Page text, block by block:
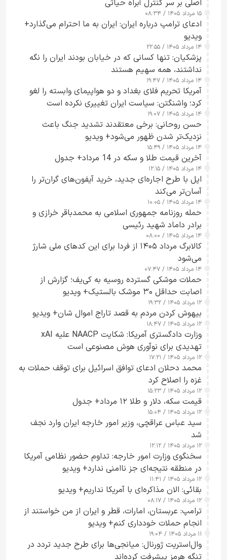
اصلی بر سر کنترل آبراه حیاتی
۱۵ مرداد ۱۴۰۵ / ۰۸:۳۴
ادعای ترامپ درباره ایران: ایران به ما احترام می‌گذارد+
ویدیو
۱۴ مرداد ۱۴۰۵ / ۲۲:۵۵
پزشکیان: تنها کسانی که در خیابان بودند ایران را نگه
نداشتند، همه سهیم هستند
۱۴ مرداد ۱۴۰۵ / ۱۹:۴۷
آمریکا تحریم فلای بغداد و دو هواپیمای وابسته را لغو
کرد؛ واشنگتن: سیاست ایران تغییری نکرده است
۱۴ مرداد ۱۴۰۵ / ۱۹:۰۷
حسن روحانی: برخی معتقدند تشدید جنگ باعث
نزدیک‌تر شدن ظهور می‌شود+ ویدیو
۱۴ مرداد ۱۴۰۵ / ۱۵:۴۹
آخرین قیمت طلا و سکه در 14 مرداد+ جدول
۱۴ مرداد ۱۴۰۵ / ۱۲:۱۵
اپل با طرح اجاره‌ای جدید، خرید آیفون‌های گران‌تر را
آسان‌تر می‌کند
۱۴ مرداد ۱۴۰۵ / ۱۰:۰۵
حمله روزنامه جمهوری اسلامی به محمدباقر خرازی و
برادر داماد شهید رئیسی
۱۴ مرداد ۱۴۰۵ / ۰۸:۰۰
کالابرگ مرداد ۱۴۰۵ از فردا برای این کدهای ملی شارژ
می‌شود
۱۴ مرداد ۱۴۰۵ / ۰۷:۴۷
حملات موشکی گسترده روسیه به کی‌یف؛ گزارش از
اصابت حداقل ۳۰ موشک بالستیک+ ویدیو
۱۲ مرداد ۱۴۰۵ / ۱۹:۳۲
بیهوش کردن مردم به قصد تاراج اموال شان+ ویدیو
۱۲ مرداد ۱۴۰۵ / ۱۸:۴۷
وزارت دادگستری آمریکا: شکایت NAACP علیه xAI
تهدیدی برای نوآوری هوش مصنوعی است
۱۲ مرداد ۱۴۰۵ / ۱۷:۲۱
محمد دحلان ادعای توافق اسرائیل برای توقف حملات به
غزه را اصلاح کرد
۱۲ مرداد ۱۴۰۵ / ۱۵:۲۳
قیمت سکه، دلار و طلا ۱۲ مرداد+ جدول
۱۲ مرداد ۱۴۰۵ / ۱۵:۰۴
سید عباس عراقچی، وزیر امور خارجه ایران وارد نجف
شد
۱۲ مرداد ۱۴۰۵ / ۱۲:۱۲
سخنگوی وزارت امور خارجه: تداوم حضور نظامی آمریکا
در منطقه نتیجه‌ای جز ناامنی ندارد+ ویدیو
۱۲ مرداد ۱۴۰۵ / ۱۱:۴۱
بقائی: الان مذاکره‌ای با آمریکا نداریم+ ویدیو
۱۲ مرداد ۱۴۰۵ / ۰۸:۱۷
ترامپ: عربستان، امارات، قطر و ایران از من خواستند از
انجام حملات خودداری کنم+ ویدیو
۱۱ مرداد ۱۴۰۵ / ۱۹:۰۴
وال‌استریت ژورنال: میانجی‌ها برای طرح جدید تردد در
تنگه هرمز پیشرفت کرده‌اند